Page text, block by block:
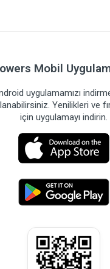
Mobil
uygulamamızı
Yenilikleri ve
için uygulamayı indirin.